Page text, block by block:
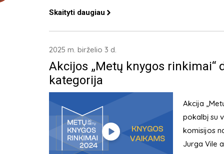
Skaityti daugiau
2025 m. birželio 3 d.
Akcijos „Metų knygos
kategorija
Akcija
pokalbį su
komisijos
Jurga Vile